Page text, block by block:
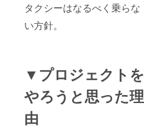
タクシーはなるべく乗らな
い方針。
▼プロジェクトを
やろうと思った理
由